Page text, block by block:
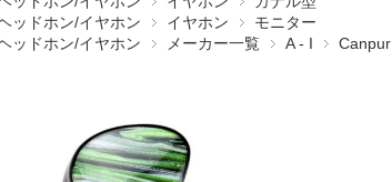
ッドホン/イヤホン
イヤホン
モニター
ッドホン/イヤホン
メーカー一覧 A - I Canpur